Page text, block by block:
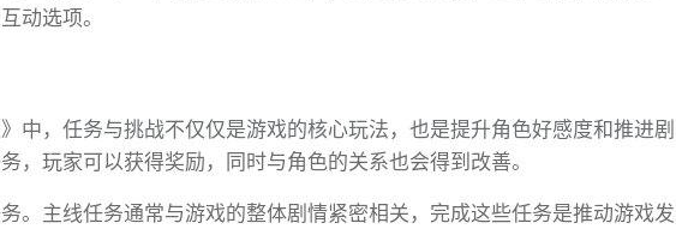
动选项。
中，任务与挑战不仅仅是游戏的核心玩法，也是提升角色好感度和推进剧
，玩家可以获得奖励，同时与角色的关系也会得到改善。
。主线任务通常与游戏的整体剧情紧密相关，完成这些任务是推动游戏发